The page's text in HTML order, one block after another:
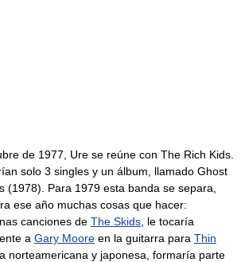
de 1977, Ure se reúne con The Rich Kids.
solo 3 singles y un álbum, llamado Ghost
(1978). Para 1979 esta banda se separa,
ese año muchas cosas que hacer:
canciones de The Skids , le tocaría
a Gary Moore en la guitarra para Thin
norteamericana y japonesa, formaría parte